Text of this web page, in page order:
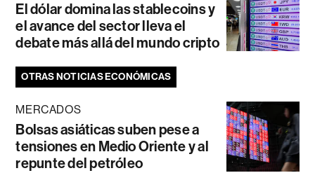
El dólar domina las stablecoins y
el avance del sector lleva el
debate más allá del mundo cripto
OTRAS NOTICIAS ECONÓMICAS
MERCADOS
Bolsas asiáticas suben pese a
tensiones en Medio Oriente y al
repunte del petróleo